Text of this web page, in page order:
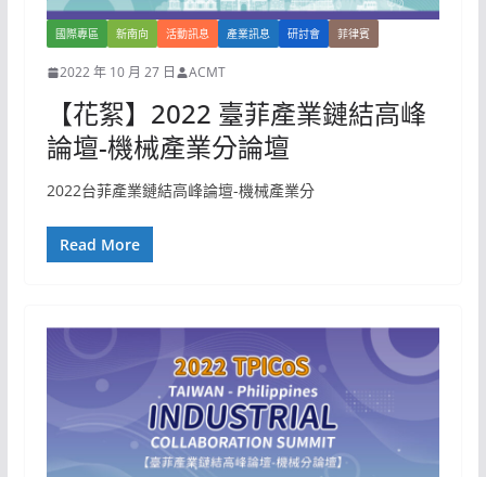
國際專區 新南向 活動訊息 產業訊息 研討會 菲律賓
2022 年 10 月 27 日 ACMT
【花絮】2022 臺菲產業鏈結高峰
論壇-機械產業分論壇
2022台菲產業鏈結高峰論壇-機械產業分
Read More